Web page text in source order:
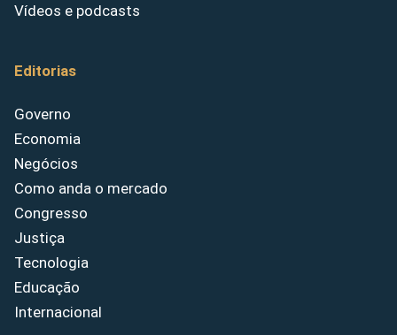
Vídeos e podcasts
Editorias
Governo
Economia
Negócios
Como anda o mercado
Congresso
Justiça
Tecnologia
Educação
Internacional